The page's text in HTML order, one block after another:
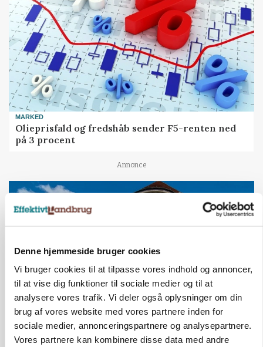
Denne hjemmeside bruger cookies
Vi bruger cookies til at tilpasse vores indhold og annoncer,
til at vise dig funktioner til sociale medier og til at
analysere vores trafik. Vi deler også oplysninger om din
brug af vores website med vores partnere inden for
sociale medier, annonceringspartnere og analysepartnere.
Vores partnere kan kombinere disse data med andre
MARKED
Olieprisfald og fredshåb sender F5-renten ned
på 3 procent
Annonce
BUSINESS
Lave grisepriser og nye regler øger landbobanks